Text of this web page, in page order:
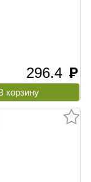
296.4 руб